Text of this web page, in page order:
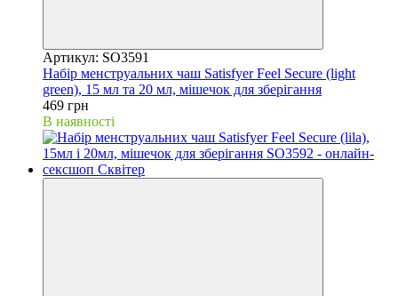
Артикул: SO3591
Набір менструальних чаш Satisfyer Feel Secure (light
green), 15 мл та 20 мл, мішечок для зберігання
469 грн
В наявності